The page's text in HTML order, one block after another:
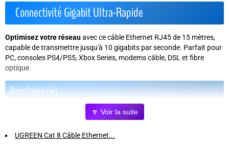
Connectivité Gigabit Ultra-Rapide
Optimisez votre réseauavec ce câble Ethernet RJ45 de 15 mètres,
capable de transmettre jusqu'à 10 gigabits par seconde. Parfait pour
PC, consoles PS4/PS5, Xbox Series, modems câble, DSL et fibre
optique.
Avantages clés :
Technologie Twisted-Pair et blindage en
électromagnétiques.
🔽 Voir la suite
UGREEN Cat 8 Câble Ethernet...